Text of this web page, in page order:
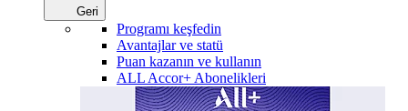
Geri
Programı keşfedin
Avantajlar ve statü
Puan kazanın ve kullanın
ALL Accor+ Abonelikleri